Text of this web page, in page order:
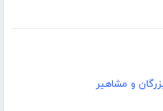
و مشاهیر